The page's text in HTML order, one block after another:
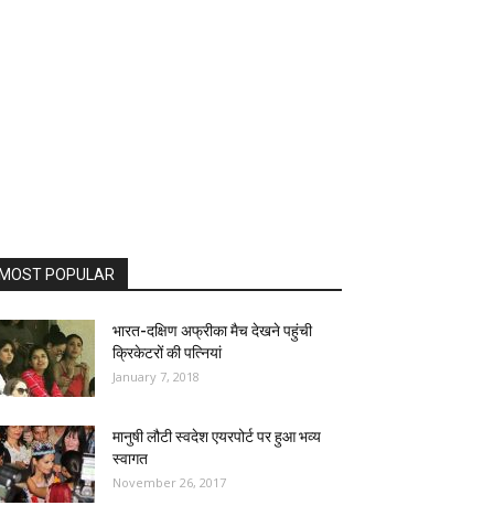
MOST POPULAR
भारत-दक्षिण अफ्रीका मैच देखने पहुंची
क्रिकेटरों की पत्नियां
January 7, 2018
मानुषी लौटी स्वदेश एयरपोर्ट पर हुआ भव्य
स्वागत
November 26, 2017